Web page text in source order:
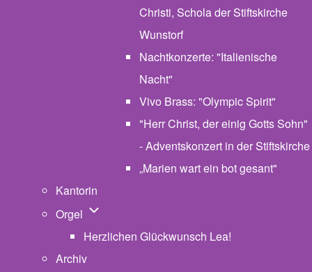
Christi, Schola der Stiftskirche
Wunstorf
Nachtkonzerte: "Italienische
Nacht"
Vivo Brass: "Olympic Spirit"
"Herr Christ, der einig Gotts Sohn"
- Adventskonzert in der Stiftskirche
„Marien wart ein bot gesant"
Kantorin
Orgel Unternavigation von Orgel
Herzlichen Glückwunsch Lea!
Archiv